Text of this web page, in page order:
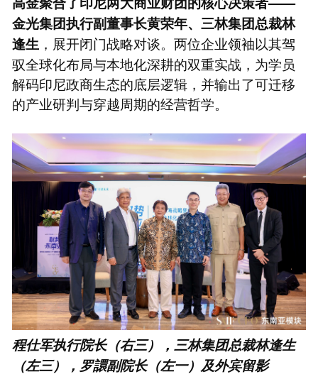
金光集团执行副董事长黄荣年、三林集团总裁林
逢生，展开闭门战略对谈。两位企业领袖以其驾
驭全球化布局与本地化深耕的双重实战，为学员
解码印尼政商生态的底层逻辑，并输出了可迁移
的产业研判与穿越周期的经营哲学。
程仕军执行院长（右三），三林集团总裁林逢生
（左三），罗譞副院长（左一）及外宾留影